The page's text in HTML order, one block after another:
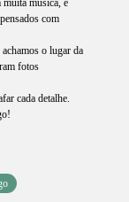
música, e
com
o lugar da
fotos
cada detalhe.